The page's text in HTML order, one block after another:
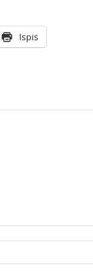
Ispis